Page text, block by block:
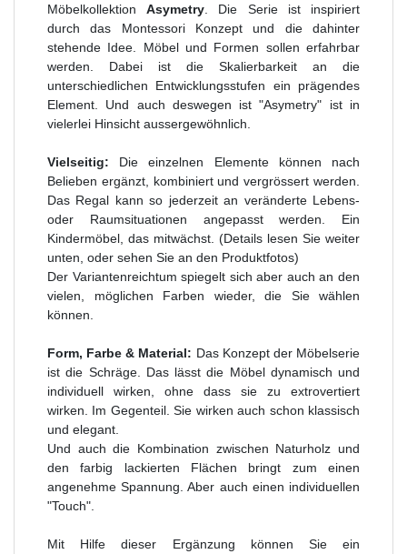
MöbelkollektionAsymetry . Die Serie ist inspiriert
durch das Montessori Konzept und die dahinter
stehende Idee. Möbel und Formen sollen erfahrbar
werden. Dabei ist die Skalierbarkeit an die
unterschiedlichen Entwicklungsstufen ein prägendes
Element. Und auch deswegen ist "Asymetry" ist in
vielerlei Hinsicht aussergewöhnlich.
Vielseitig: Die einzelnen Elemente können nach
Belieben ergänzt, kombiniert und vergrössert werden.
Das Regal kann so jederzeit an veränderte Lebens-
oder Raumsituationen angepasst werden. Ein
Kindermöbel, das mitwächst. (Details lesen Sie weiter
unten, oder sehen Sie an den Produktfotos)
Der Variantenreichtum spiegelt sich aber auch an den
vielen, möglichen Farben wieder, die Sie wählen
können.
Form, Farbe & Material: Das Konzept der Möbelserie
ist die Schräge. Das lässt die Möbel dynamisch und
individuell wirken, ohne dass sie zu extrovertiert
wirken. Im Gegenteil. Sie wirken auch schon klassisch
und elegant.
Und auch die Kombination zwischen Naturholz und
den farbig lackierten Flächen bringt zum einen
angenehme Spannung. Aber auch einen individuellen
"Touch".
Mit Hilfe dieser Ergänzung können Sie ein